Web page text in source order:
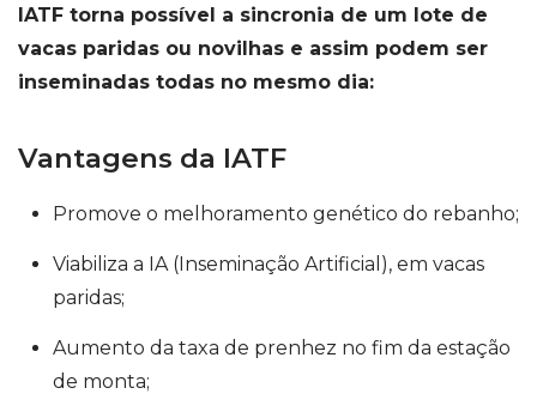
IATF torna possível a sincronia de um lote de
vacas paridas ou novilhas e assim podem ser
inseminadas todas no mesmo dia:
Vantagens da IATF
Promove o melhoramento genético do rebanho;
Viabiliza a IA (Inseminação Artificial), em vacas
paridas;
Aumento da taxa de prenhez no fim da estação
de monta;